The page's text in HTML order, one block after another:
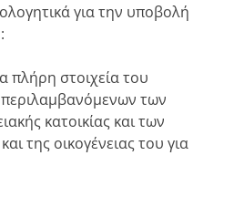
για την υποβολή
πλήρη στοιχεία του
των
κατοικίας και των
της οικογένειας του για